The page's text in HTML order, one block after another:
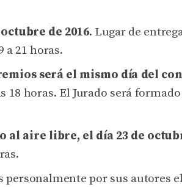
de 2016. Lugar de
a 21 horas.
será el mismo día del
18 horas. El Jurado será
al aire libre, el día 23 de
personalmente por sus autores